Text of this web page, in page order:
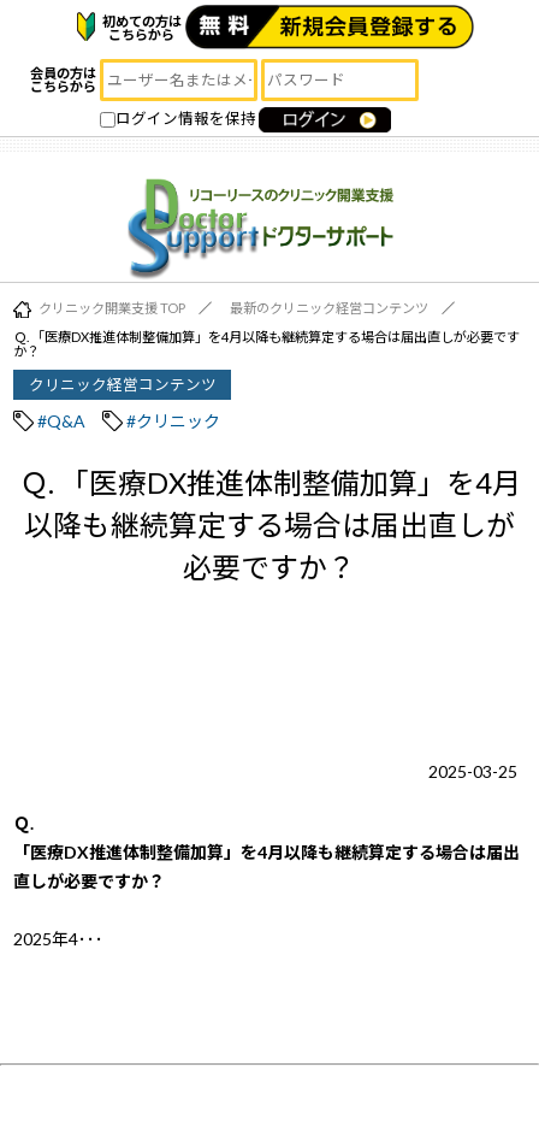
初めての方は
こちらから
会員の方は
こちらから
ログイン情報を保持
クリニック開業支援 TOP
最新のクリニック経営コンテンツ
Ｑ. 「医療DX推進体制整備加算」を4月以降も継続算定する場合は届出直しが必要です
か？
クリニック経営コンテンツ
#Q&A #クリニック
Ｑ. 「医療DX推進体制整備加算」を4月
以降も継続算定する場合は届出直しが
必要ですか？
2025-03-25
Ｑ.
「医療DX推進体制整備加算」を4月以降も継続算定する場合は届出
直しが必要ですか？
2025年4･･･